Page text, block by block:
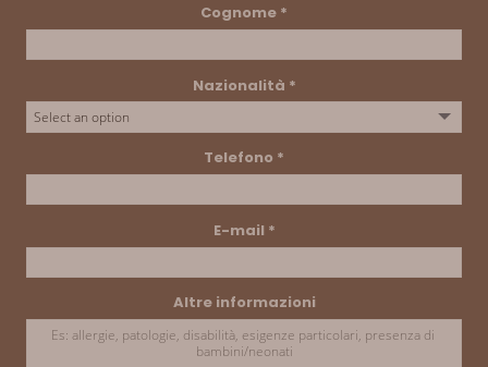
Cognome *
Nazionalità *
Telefono *
E-mail *
Altre informazioni